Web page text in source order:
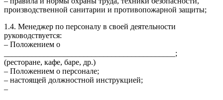
производственной санитарии и противопожарной защиты;
1.4. Менеджер по персоналу в своей деятельности
руководствуется:
– Положением о
___________________________________________;
(ресторане, кафе, баре, др.)
– Положением о персонале;
– настоящей должностной инструкцией;
–